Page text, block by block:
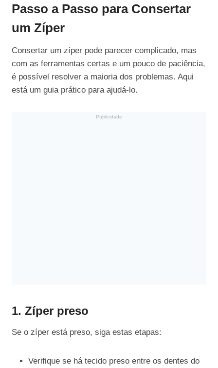
Passo a Passo para Consertar
um Zíper
Consertar um zíper pode parecer complicado, mas
com as ferramentas certas e um pouco de paciência,
é possível resolver a maioria dos problemas. Aqui
está um guia prático para ajudá-lo.
Publicidade
1. Zíper preso
Se o zíper está preso, siga estas etapas:
Verifique se há tecido preso entre os dentes do